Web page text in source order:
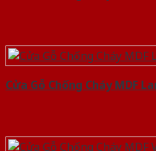
Cửa Gỗ Chống Cháy MDF